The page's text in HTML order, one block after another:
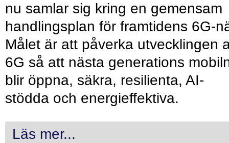
nu samlar sig kring en gemensam
handlingsplan för framtidens 6G-
Målet är att påverka utvecklingen
6G så att nästa generations
blir öppna, säkra, resilienta, AI-
stödda och energieffektiva.
Läs mer...